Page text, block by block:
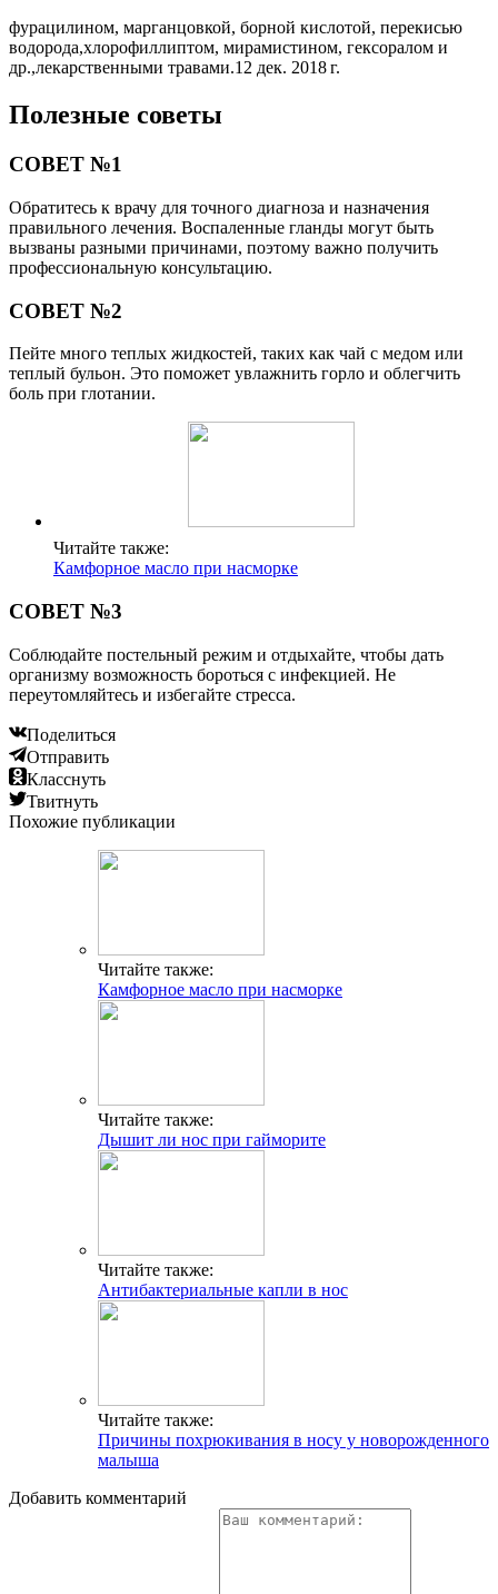
фурацилином, марганцовкой, борной кислотой, перекисью
водорода,хлорофиллиптом, мирамистином, гексоралом и
др.,лекарственными травами.12 дек. 2018 г.
Полезные советы
СОВЕТ №1
Обратитесь к врачу для точного диагноза и назначения
правильного лечения. Воспаленные гланды могут быть
вызваны разными причинами, поэтому важно получить
профессиональную консультацию.
СОВЕТ №2
Пейте много теплых жидкостей, таких как чай с медом или
теплый бульон. Это поможет увлажнить горло и облегчить
боль при глотании.
Читайте также:
Камфорное масло при насморке
СОВЕТ №3
Соблюдайте постельный режим и отдыхайте, чтобы дать
организму возможность бороться с инфекцией. Не
переутомляйтесь и избегайте стресса.
Поделиться
Отправить
Класснуть
Твитнуть
Похожие публикации
Читайте также:
Камфорное масло при насморке
Читайте также:
Дышит ли нос при гайморите
Читайте также:
Антибактериальные капли в нос
Читайте также:
Причины похрюкивания в носу у новорожденного
малыша
Добавить комментарий